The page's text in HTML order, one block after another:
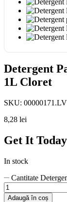
Detergent
1L Cloret
SKU: 00000171.LV
8,28 lei
Get It Today
In stock
Cantitate
Adaugă în coș